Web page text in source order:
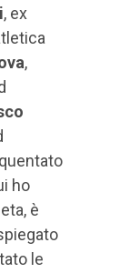
, ex
,
ho
è
le